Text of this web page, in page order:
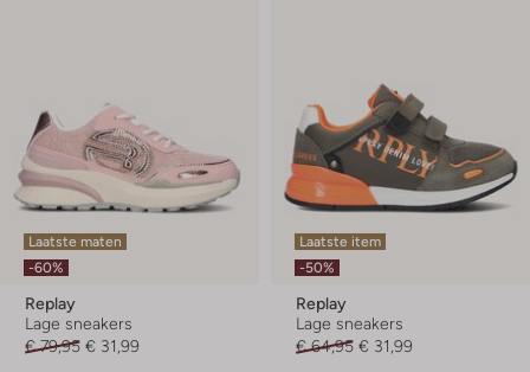
Laatste maten
-60%
Replay
Lage sneakers
€ 79,95 € 31,99
Laatste item
-50%
Replay
Lage sneakers
€ 64,95 € 31,99